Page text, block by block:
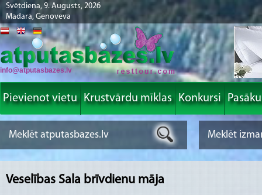
Svētdiena, 9. Augusts, 2026
Madara, Genoveva
info@atputasbazes.lv
Pievienot vietu Krustvārdu mīklas Konkursi
Veselības Sala brīvdienu māja